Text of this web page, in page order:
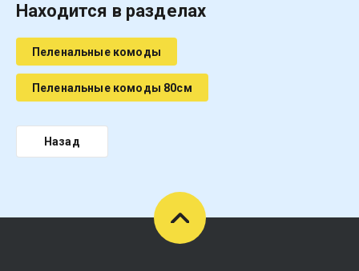
Находится в разделах
Пеленальные комоды
Пеленальные комоды 80см
Назад